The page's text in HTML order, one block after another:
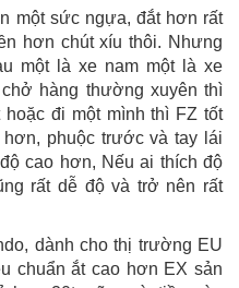
một sức ngựa, đắt hơn rất
hơn chút xíu thôi. Nhưng
một là xe nam một là xe
hàng thường xuyên thì
đi một mình thì FZ tốt
phuộc trước và tay lái
cao hơn, Nếu ai thích độ
rất dễ độ và trở nên rất
dành cho thị trường EU
chuẩn ắt cao hơn EX sản